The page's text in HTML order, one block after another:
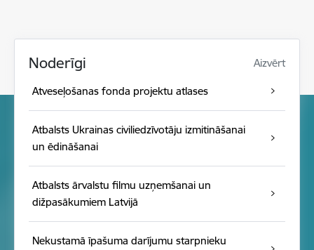
Noderīgi Aizvērt
Atveseļošanas fonda projektu atlases
Atbalsts Ukrainas civiliedzīvotāju izmitināšanai
un ēdināšanai
Atbalsts ārvalstu filmu uzņemšanai un
dižpasākumiem Latvijā
Nekustamā īpašuma darījumu starpnieku